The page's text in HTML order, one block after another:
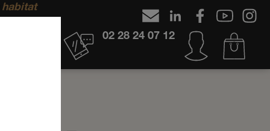
habitat
02 28 24 07 12